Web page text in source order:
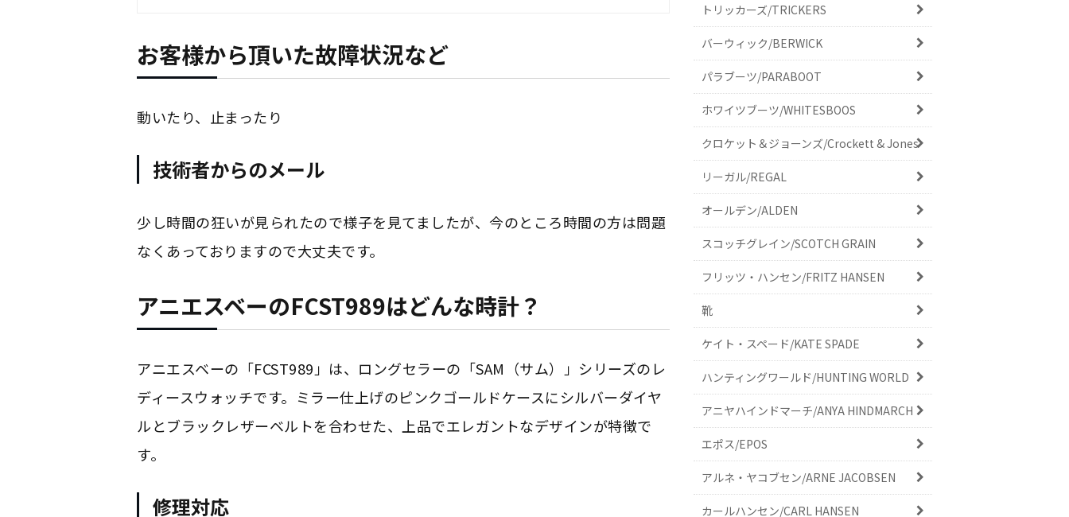
お客様から頂いた故障状況など
動いたり、止まったり
技術者からのメール
少し時間の狂いが見られたので様子を見てましたが、今のところ時間の方は問題
なくあっておりますので大丈夫です。
アニエスベーのFCST989はどんな時計？
アニエスベーの「FCST989」は、ロングセラーの「SAM（サム）」シリーズのレ
ディースウォッチです。ミラー仕上げのピンクゴールドケースにシルバーダイヤ
ルとブラックレザーベルトを合わせた、上品でエレガントなデザインが特徴で
す。
修理対応
トリッカーズ/TRICKERS
バーウィック/BERWICK
パラブーツ/PARABOOT
ホワイツブーツ/WHITESBOOS
クロケット＆ジョーンズ/Crockett & Jones
リーガル/REGAL
オールデン/ALDEN
スコッチグレイン/SCOTCH GRAIN
フリッツ・ハンセン/FRITZ HANSEN
靴
ケイト・スペード/KATE SPADE
ハンティングワールド/HUNTING WORLD
アニヤハインドマーチ/ANYA HINDMARCH
エポス/EPOS
アルネ・ヤコブセン/ARNE JACOBSEN
カールハンセン/CARL HANSEN